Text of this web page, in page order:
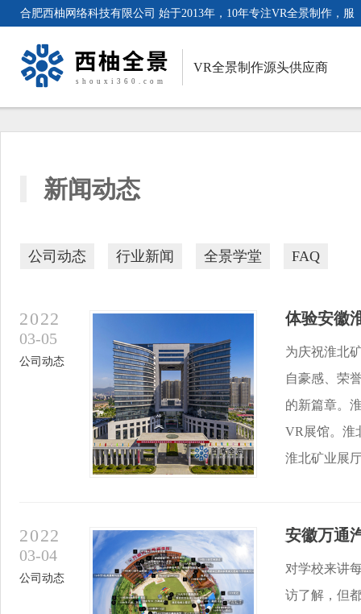
合肥西柚网络科技有限公司 始于2013年，10年专注VR全景制作，服
VR全景制作源头供应商
新闻动态
公司动态 行业新闻 全景学堂 FAQ
2022
03-05
公司动态
体验安徽
为庆祝淮北
自豪感、荣
的新篇章。
VR展馆。淮
淮北矿业展
2022
03-04
公司动态
安徽万通
对学校来讲
访了解，但